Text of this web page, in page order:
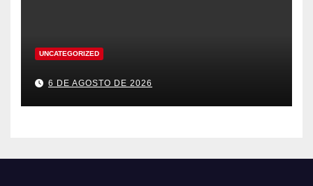
UNCATEGORIZED
6 DE AGOSTO DE 2026